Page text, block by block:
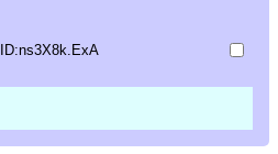
ID:ns3X8k.ExA